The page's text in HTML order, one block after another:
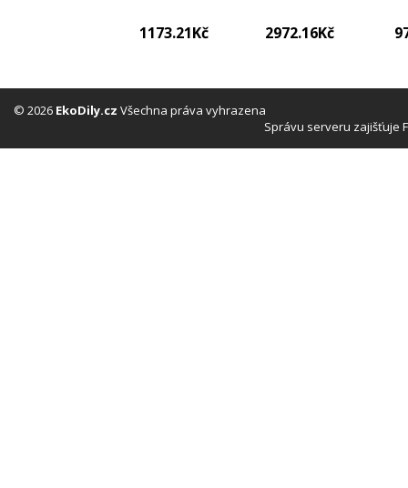
(Servočerpadlá,
1173.21Kč
1.6HDI 92KM
07-13 1600
9670700380
(Servočerpadlá,
pumpy řízení)
2972.16Kč
© 2026 EkoDily.cz Všechna práva vyhrazena
Správu serveru zajišťuje